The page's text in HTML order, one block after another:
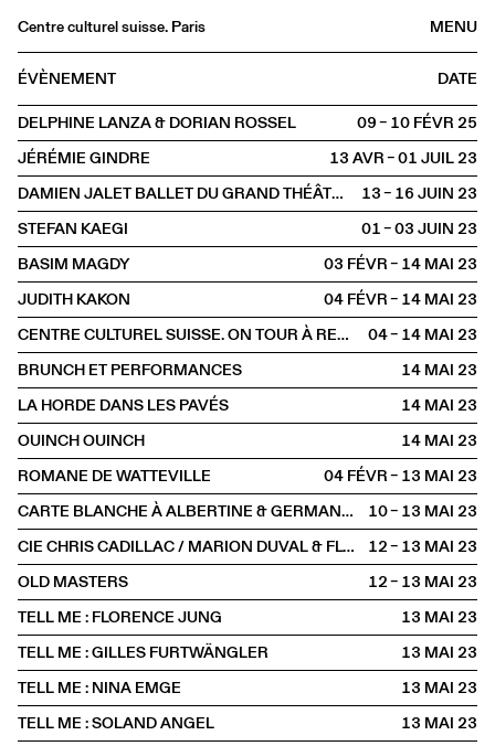
MENU
Centre culturel suisse. Paris
Agenda
Librairie
Buvette
Archives
Médiathèque
Éditions
Informations
FR/EN
HORS LES MURS Rennes
ÉVÈNEMENT
DATE
DELPHINE LANZA & DORIAN ROSSEL
09 – 10 FÉVR2025
JÉRÉMIE GINDRE
13 AVR – 01 JUIL2023
DAMIEN JALET BALLET DU GRAND THÉÂTRE DE GENÈVE
13 – 16 JUIN2023
STEFAN KAEGI
01 – 03 JUIN2023
BASIM MAGDY
03 FÉVR – 14 MAI2023
JUDITH KAKON
04 FÉVR – 14 MAI2023
CENTRE CULTUREL SUISSE. ON TOUR À RENNES
04 – 14 MAI2023
BRUNCH ET PERFORMANCES
14 MAI2023
LA HORDE DANS LES PAVÉS
14 MAI2023
OUINCH OUINCH
14 MAI2023
ROMANE DE WATTEVILLE
04 FÉVR – 13 MAI2023
CARTE BLANCHE À ALBERTINE & GERMANO ZULLO
10 – 13 MAI2023
CIE CHRIS CADILLAC / MARION DUVAL & FLORIAN LEDUC
12 – 13 MAI2023
OLD MASTERS
12 – 13 MAI2023
TELL ME : FLORENCE JUNG
13 MAI2023
TELL ME : GILLES FURTWÄNGLER
13 MAI2023
TELL ME : NINA EMGE
13 MAI2023
TELL ME : SOLAND ANGEL
13 MAI2023